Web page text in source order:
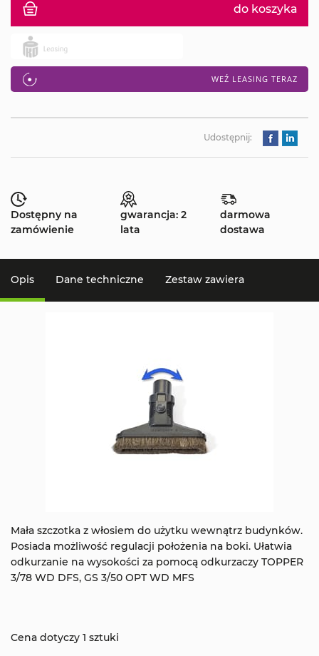
do koszyka
WEŹ LEASING TERAZ
Udostępnij:
Dostępny na
zamówienie
gwarancja: 2
lata
darmowa
dostawa
Opis Dane techniczne Zestaw zawiera
Mała szczotka z włosiem do użytku wewnątrz budynków.
Posiada możliwość regulacji położenia na boki. Ułatwia
odkurzanie na wysokości za pomocą odkurzaczy TOPPER
3/78 WD DFS, GS 3/50 OPT WD MFS
Cena dotyczy 1 sztuki